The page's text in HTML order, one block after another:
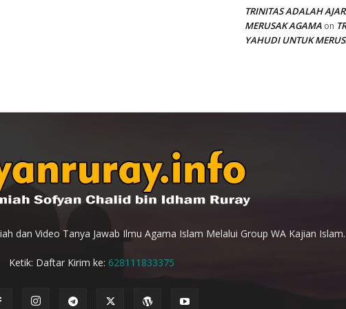
TRINITAS ADALAH
MERUSAK AGAMA on
YAHUDI UNTUK
dan Video Tanya Jawab Ilmu Agama Islam Melalui Group WA Kajian Islam.
Ketik: Daftar Kirim ke: 628111833375